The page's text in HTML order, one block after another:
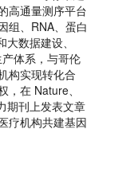
高通量测序平台
组、RNA、蛋白
数据建设、
体系，与哥伦
构实现转化合
在 Nature、
期刊上发表文章
疗机构共建基因